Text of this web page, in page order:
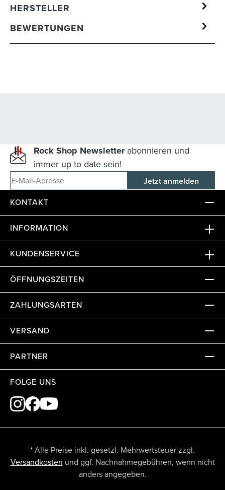
HERSTELLER
BEWERTUNGEN
Rock Shop Newsletterabonnieren und
immer up to date sein!
E-Mail-Adresse
KONTAKT
INFORMATION
KUNDENSERVICE
ÖFFNUNGSZEITEN
ZAHLUNGSARTEN
VERSAND
PARTNER
FOLGE UNS
* Alle Preise inkl. gesetzl. Mehrwertsteuer zzgl.
Versandkosten und ggf. Nachnahmegebühren, wenn nicht
anders angegeben.